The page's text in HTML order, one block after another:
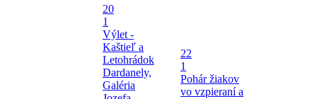
20
1
Výlet -
Kaštieľ a
Letohrádok
Dardanely,
Galéria
22
1
Pohár žiakov
vo vzpieraní a